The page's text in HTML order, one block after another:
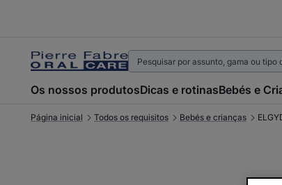
Os nossos produtosDicas e rotinasBebés e
Página inicial Todos os requisitos Bebés e crianças